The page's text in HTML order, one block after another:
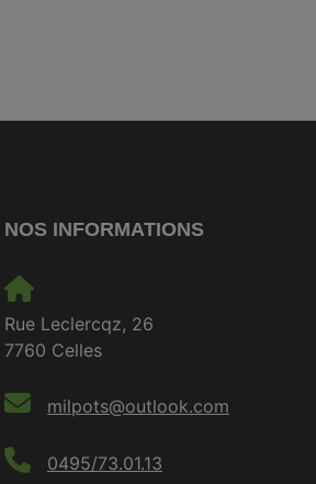
NOS INFORMATIONS
Rue Leclercqz, 26
7760 Celles
milpots@outlook.com
0495/73.01.13